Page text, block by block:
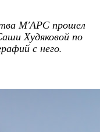
М'АРС прошел
Худяковой по
с него.